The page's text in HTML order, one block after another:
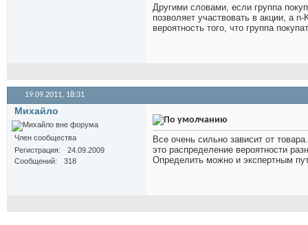
Другими словами, если группа
позволяет участвовать в акции, а
вероятность того, что группа
19.09.2011, 18:31
Михайло
Член сообщества
Регистрация
24.09.2009
Сообщений
318
Все очень сильно зависит от
это распределение вероятности
Определить можно и экспертным